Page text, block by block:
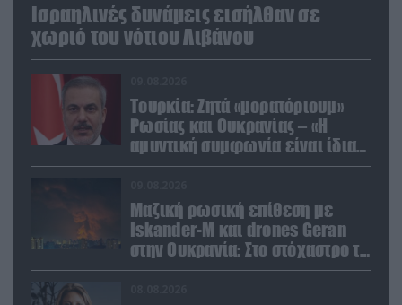
Ισραηλινές δυνάμεις εισήλθαν σε
χωριό του νότιου Λιβάνου
Τουρκία: Ζητά «μορατόριουμ»
Ρωσίας και Ουκρανίας – «Η
αμυντική συμφωνία είναι ίδια
με το άρθρο 5 του ΝΑΤΟ» (upd)
Μαζική ρωσική επίθεση με
Iskander-M και drones Geran
στην Ουκρανία: Στο στόχαστρο το
εργοστάσιο των Flamingo